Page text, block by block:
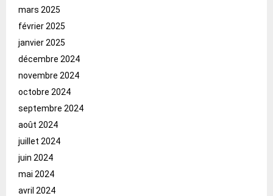
mars 2025
février 2025
janvier 2025
décembre 2024
novembre 2024
octobre 2024
septembre 2024
août 2024
juillet 2024
juin 2024
mai 2024
avril 2024